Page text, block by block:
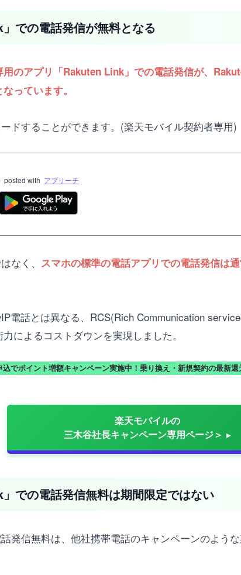
での電話発信が無料となる
のアプリ「Rakuten Link」での電話発信が、
っています。
ドすることができます。(楽天モバイル契約者専用)
posted with アプリーチ
なく、 スマホの標準の電話アプリでの電話発信は
電話とは異なる、RCS(Rich Communication
によるコストダウンを実現しました。
でポイント増額キャンペーン実施中！乗り換え・新規契約の最新
楽天モバイルの
三木谷社長キャンペーン専用ページ＞
での電話発信無料は期間限定ではない
発信無料は、他社携帯電話のキャンペーンのような